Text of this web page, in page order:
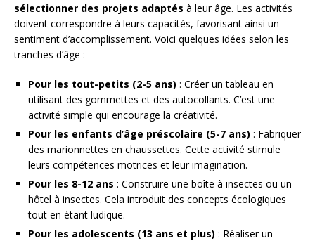
sélectionner des projets adaptés à leur âge. Les activités
doivent correspondre à leurs capacités, favorisant ainsi un
sentiment d’accomplissement. Voici quelques idées selon les
tranches d’âge :
Pour les tout-petits (2-5 ans) : Créer un tableau en
utilisant des gommettes et des autocollants. C’est une
activité simple qui encourage la créativité.
Pour les enfants d’âge préscolaire (5-7 ans) : Fabriquer
des marionnettes en chaussettes. Cette activité stimule
leurs compétences motrices et leur imagination.
Pour les 8-12 ans : Construire une boîte à insectes ou un
hôtel à insectes. Cela introduit des concepts écologiques
tout en étant ludique.
Pour les adolescents (13 ans et plus) : Réaliser un